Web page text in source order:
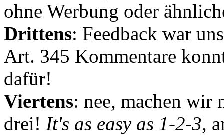
ohne Werbung oder
Drittens: Feedback war
Art. 345 Kommentare
dafür!
Viertens: nee, machen wir
drei! It's as easy as 1-2-3,